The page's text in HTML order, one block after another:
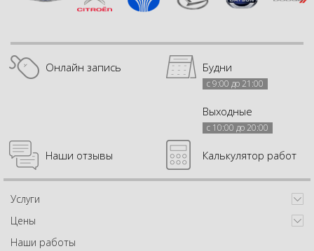
Онлайн запись Будни
с 9:00 до 21:00
Выходные
с 10:00 до 20:00
Наши отзывы Калькулятор работ
Услуги
Цены
Наши работы